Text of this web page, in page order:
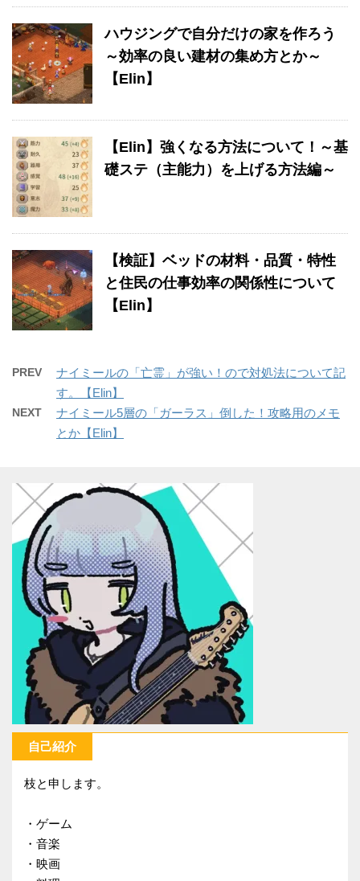
ハウジングで自分だけの家を作ろう
～効率の良い建材の集め方とか～
【Elin】
【Elin】強くなる方法について！～基
礎ステ（主能力）を上げる方法編～
【検証】ベッドの材料・品質・特性
と住民の仕事効率の関係性について
【Elin】
PREV
ナイミールの「亡霊」が強い！ので対処法について記
す。【Elin】
NEXT
ナイミール5層の「ガーラス」倒した！攻略用のメモ
とか【Elin】
自己紹介
枝と申します。
・ゲーム
・音楽
・映画